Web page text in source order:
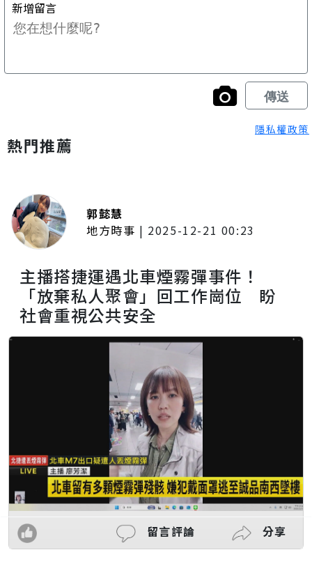
隱私權政策
熱門推薦
郭懿慧
地方時事 | 2025-12-21 00:23
主播搭捷運遇北車煙霧彈事件！
「放棄私人聚會」回工作崗位 盼
社會重視公共安全
留言評論 分享